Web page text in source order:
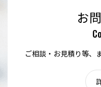
お
ご相談・お見積り等、